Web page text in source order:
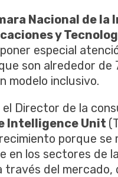
Nacional de
y
especial
son alrededor de
modelo inclusivo.
el Director de la
Intelligence Unit
porque
en los sectores de
través del mercado,